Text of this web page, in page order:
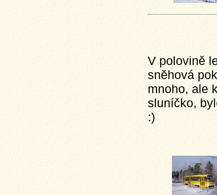
V polovině
sněhová
mnoho, ale
sluníčko,
:)